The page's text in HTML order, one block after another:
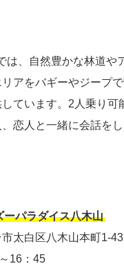
は、自然豊かな林道や
アをバギーやジープ
ています。2人乗り可
恋人と一緒に会話を
ーパラダイス八木山
太白区八木山本町1-43
16：45